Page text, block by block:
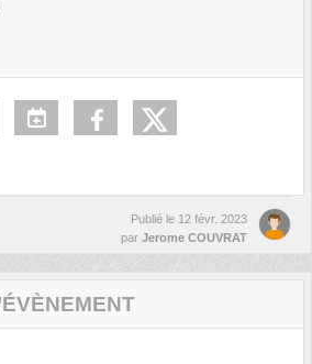
Publié le 12 févr. 2023
par Jerome COUVRAT